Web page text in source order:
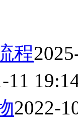
程
11
2022-